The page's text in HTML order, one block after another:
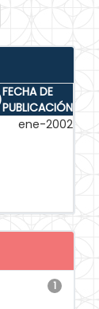
FECHA DE
PUBLICACIÓN
ene-2002
1